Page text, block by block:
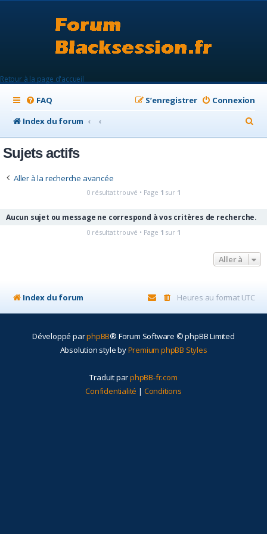
Retour à la page d'accueil
FAQ Connexion
S’enregistrer
Index du forum
e
e
Sujets actifs
Aller à la recherche avancée
0 résultat trouvé • Page 1 sur 1
Aucun sujet ou message ne correspond à vos critères de recherche.
0 résultat trouvé • Page 1 sur 1
Aller à
Index du forum Heures au format UTC
Développé parphpBB® Forum Software © phpBB Limited
Absolution style byPremium phpBB Styles
Traduit parphpBB-fr.com
Confidentialité | Conditions